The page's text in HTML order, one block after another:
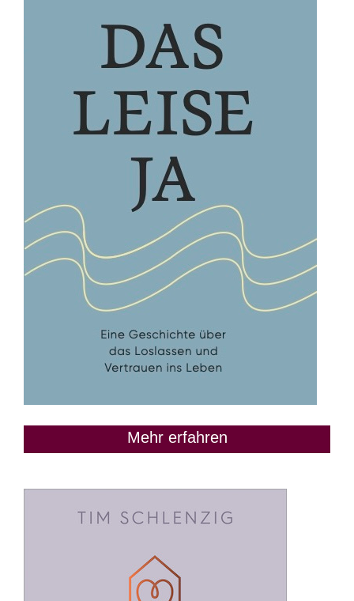
Mehr erfahren